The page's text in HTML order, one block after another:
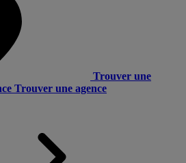
Trouver une
Trouver une agence